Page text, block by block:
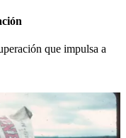
que impulsa a